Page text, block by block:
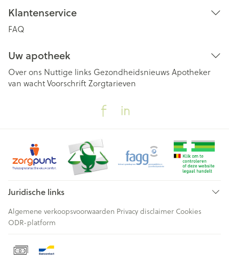
Klantenservice
FAQ
Uw apotheek
Over ons Nuttige links Gezondheidsnieuws Apotheker
van wachtVoorschriftZorgtarieven
Juridische links
Algemene verkoopsvoorwaarden Privacy disclaimer Cookies
ODR-platform